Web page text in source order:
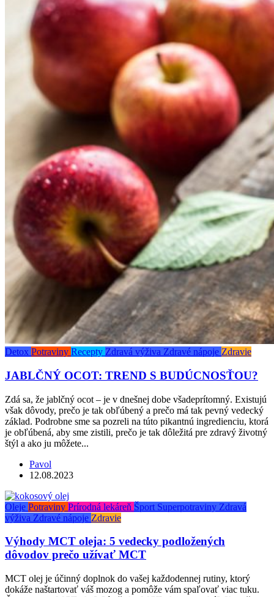
Detox Potraviny Recepty Zdravá výživa Zdravé nápoje Zdravie
JABLČNÝ OCOT: TREND S BUDÚCNOSŤOU?
Zdá sa, že jablčný ocot – je v dnešnej dobe všadeprítomný. Existujú
však dôvody, prečo je tak obľúbený a prečo má tak pevný vedecký
základ. Podrobne sme sa pozreli na túto pikantnú ingredienciu, ktorá
je obľúbená, aby sme zistili, prečo je tak dôležitá pre zdravý životný
štýl a ako ju môžete...
Pavol
12.08.2023
Oleje Potraviny Prírodná lekáreň Šport Superpotraviny Zdravá
výživa Zdravé nápoje Zdravie
Výhody MCT oleja: 5 vedecky podložených
dôvodov prečo užívať MCT
MCT olej je účinný doplnok do vašej každodennej rutiny, ktorý
dokáže naštartovať váš mozog a pomôže vám spaľovať viac tuku.